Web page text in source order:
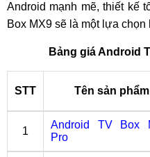
Android mạnh mẽ, thiết kế
Box MX9 sẽ là một lựa chọn
Bảng giá Android
STT Tên sản phẩm
1
Android TV Box
Pro